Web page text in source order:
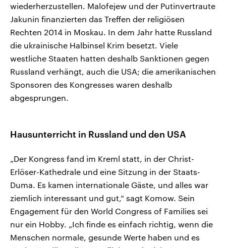
wiederherzustellen. Malofejew und der Putinvertraute
Jakunin finanzierten das Treffen der religiösen
Rechten 2014 in Moskau. In dem Jahr hatte Russland
die ukrainische Halbinsel Krim besetzt. Viele
westliche Staaten hatten deshalb Sanktionen gegen
Russland verhängt, auch die USA; die amerikanischen
Sponsoren des Kongresses waren deshalb
abgesprungen.
Hausunterricht in Russland und den USA
„Der Kongress fand im Kreml statt, in der Christ-
Erlöser-Kathedrale und eine Sitzung in der Staats-
Duma. Es kamen internationale Gäste, und alles war
ziemlich interessant und gut,“ sagt Komow. Sein
Engagement für den World Congress of Families sei
nur ein Hobby. „Ich finde es einfach richtig, wenn die
Menschen normale, gesunde Werte haben und es